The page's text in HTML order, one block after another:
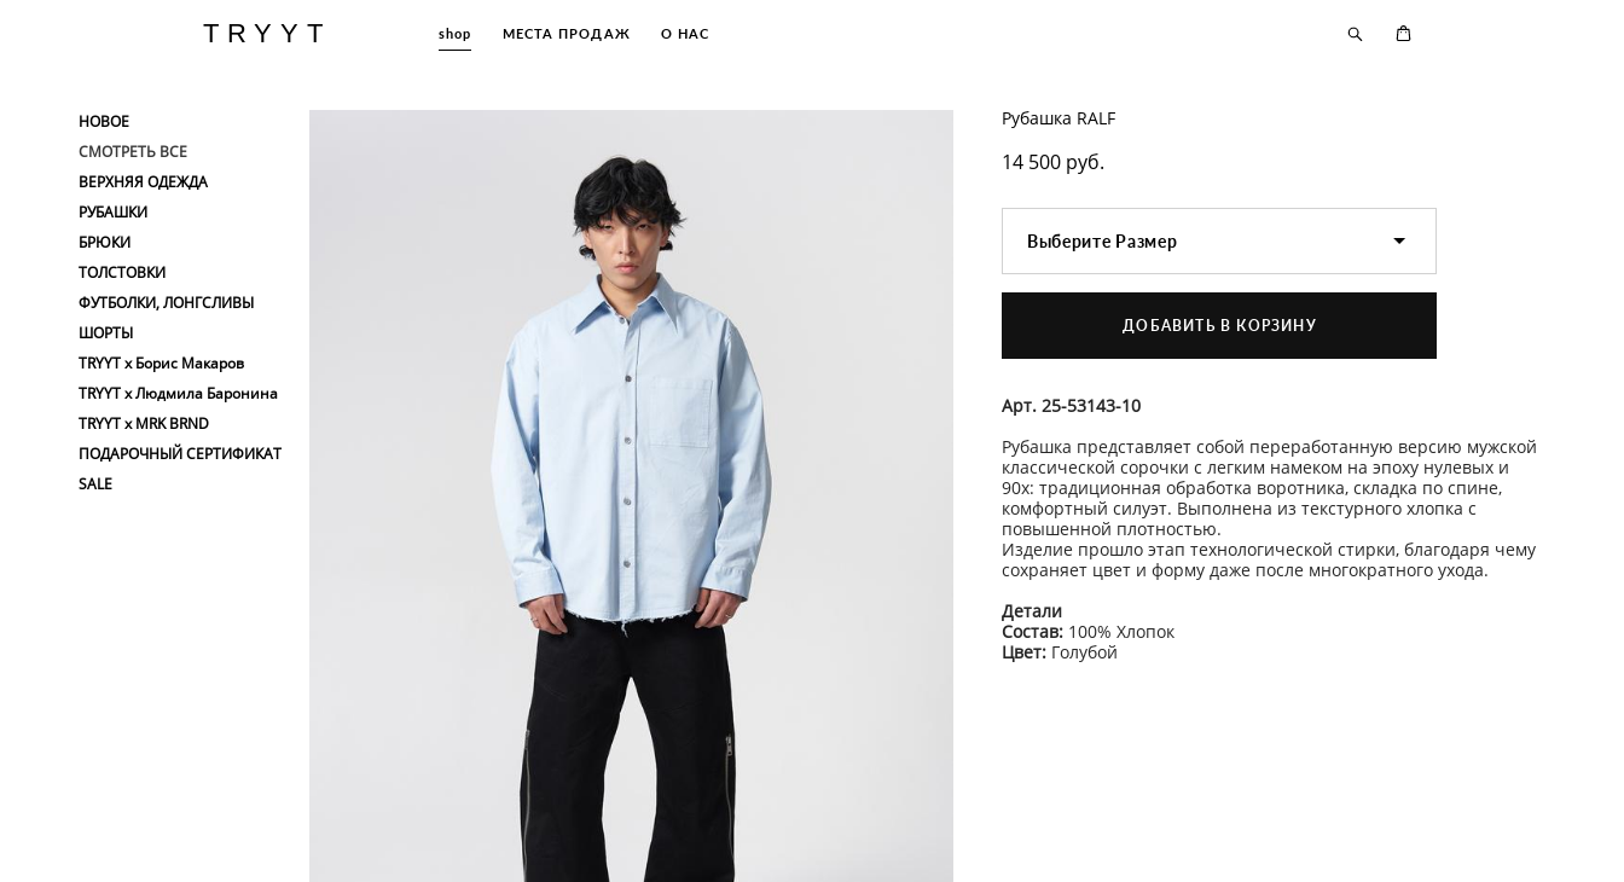
TRYYT shop МЕСТА ПРОДАЖ О НАС
TRYYT shop МЕСТА ПРОДАЖ О НАС
НОВОЕ
СМОТРЕТЬ ВСЕ
ВЕРХНЯЯ ОДЕЖДА
РУБАШКИ
БРЮКИ
ТОЛСТОВКИ
ФУТБОЛКИ, ЛОНГСЛИВЫ
ШОРТЫ
TRYYT x Борис Макаров
TRYYT x Людмила Баронина
TRYYT x MRK BRND
ПОДАРОЧНЫЙ СЕРТИФИКАТ
SALE
Рубашка RALF
14 500 pуб.
Выберите Размер
ДОБАВИТЬ В КОРЗИНУ
Арт. 25-53143-10
Рубашка представляет собой переработанную версию мужской
классической сорочки с легким намеком на эпоху нулевых и
90х: традиционная обработка воротника, складка по спине,
комфортный силуэт. Выполнена из текстурного хлопка с
повышенной плотностью.
Изделие прошло этап технологической стирки, благодаря чему
сохраняет цвет и форму даже после многократного ухода.
Детали
Состав: 100% Хлопок
Цвет: Голубой